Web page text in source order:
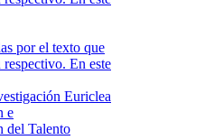
Euriclea
e
del Talento